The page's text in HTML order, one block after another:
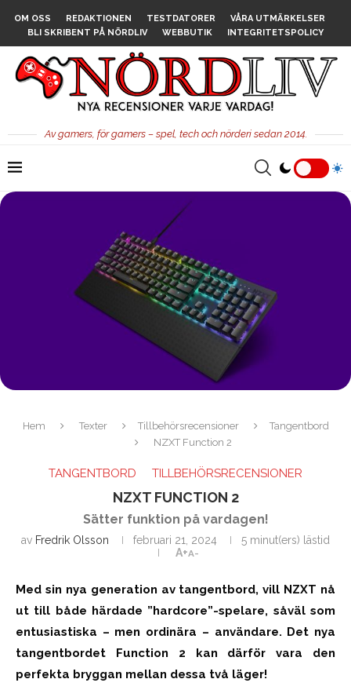
OM OSS REDAKTIONEN TESTDATORER
VÅRA UTMÄRKELSER
BLI SKRIBENT PÅ NÖRDLIV
WEBBUTIK INTEGRITETSPOLICY
Av gamers, för gamers – spel, tech och nörderi sedan 2014.
Hem Texter Tillbehörsrecensioner
Tangentbord
NZXT Function 2
TANGENTBORD TILLBEHÖRSRECENSIONER
NZXT FUNCTION 2
Sätter funktion på vardagen!
av Fredrik Olsson februari 21, 2024
5 minut(ers) lästid
A+A-
Med sin nya generation av tangentbord, vill NZXT nå
ut till både härdade ”hardcore”-spelare, såväl som
entusiastiska – men ordinära – användare. Det nya
tangentbordet Function 2 kan därför vara den
perfekta bryggan mellan dessa två läger!